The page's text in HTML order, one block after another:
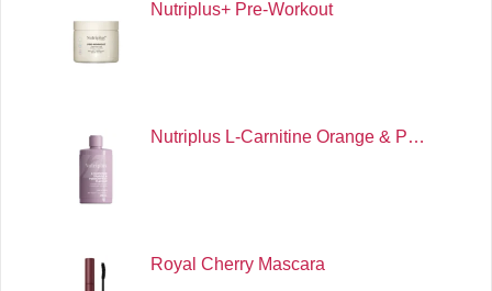
Nutriplus+ Pre-Workout
Nutriplus L-Carnitine Orange & P…
Royal Cherry Mascara